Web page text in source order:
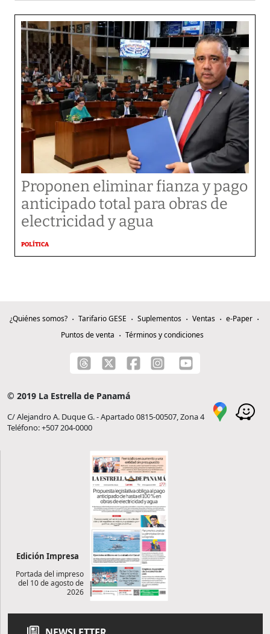
Proponen eliminar fianza y pago
anticipado total para obras de
electricidad y agua
POLÍTICA
¿Quiénes somos? Tarifario GESE Suplementos Ventas
e-Paper
Puntos de venta
Términos y condiciones
© 2019 La Estrella de Panamá
C/ Alejandro A. Duque G. - Apartado 0815-00507, Zona 4
Teléfono: +507 204-0000
Edición Impresa
Portada del impreso
del 10 de agosto de
2026